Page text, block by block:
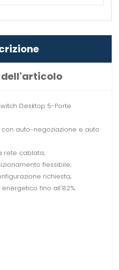
Desktop 5-Porte
con auto-negoziazione e auto
rete cablata;
flessibile;
richiesta;
fino all'82%.